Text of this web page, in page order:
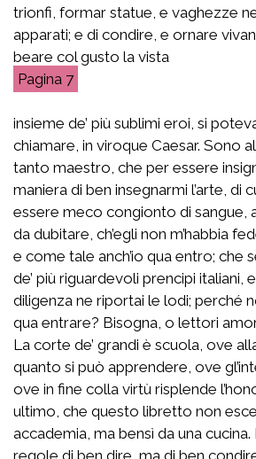
trionfi, formar statue, e vaghezze
apparati; e di condire, e ornare
beare col gusto la vista
7
insieme de’ più sublimi eroi, si
chiamare, in viroque Caesar. Sono
tanto maestro, che per essere
maniera di ben insegnarmi l’arte, di
essere meco congionto di sangue,
da dubitare, ch’egli non m’habbia
e come tale anch’io qua entro; che
de’ più riguardevoli prencipi italiani,
diligenza ne riportai le lodi; perché
qua entrare? Bisogna, o lettori
La corte de’ grandi è scuola, ove
quanto si può apprendere, ove
ove in fine colla virtù risplende
ultimo, che questo libretto non
accademia, ma bensì da una
regole di ben dire, ma di ben